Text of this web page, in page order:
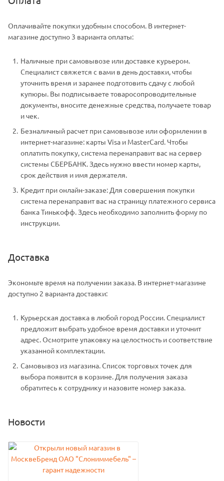
Оплачивайте покупки удобным способом. В интернет-
магазине доступно 3 варианта оплаты:
Наличные при самовывозе или доставке курьером.
Специалист свяжется с вами в день доставки, чтобы
уточнить время и заранее подготовить сдачу с любой
купюры. Вы подписываете товаросопроводительные
документы, вносите денежные средства, получаете товар
и чек.
Безналичный расчет при самовывозе или оформлении в
интернет-магазине: карты Visa и MasterCard. Чтобы
оплатить покупку, система перенаправит вас на сервер
системы СБЕРБАНК. Здесь нужно ввести номер карты,
срок действия и имя держателя.
Кредит при онлайн-заказе: Для совершения покупки
система перенаправит вас на страницу платежного сервиса
банка Тинькофф. Здесь необходимо заполнить форму по
инструкции.
Доставка
Экономьте время на получении заказа. В интернет-магазине
доступно 2 варианта доставки:
Курьерская доставка в любой город России. Специалист
предложит выбрать удобное время доставки и уточнит
адрес. Осмотрите упаковку на целостность и соответствие
указанной комплектации.
Самовывоз из магазина. Список торговых точек для
выбора появится в корзине. Для получения заказа
обратитесь к сотруднику и назовите номер заказа.
Новости